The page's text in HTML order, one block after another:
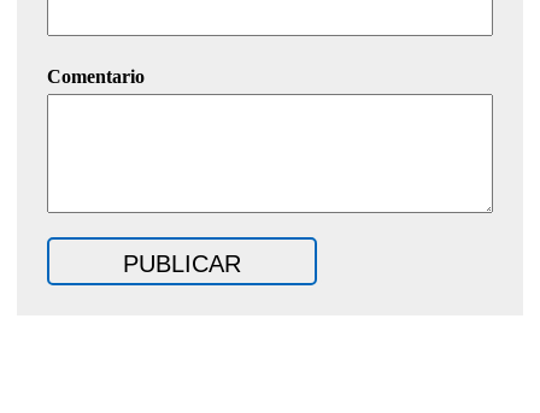
Comentario